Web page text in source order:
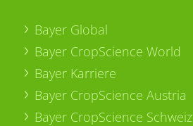
Bayer Global
Bayer CropScience World
Bayer Karriere
Bayer CropScience Austria
Bayer CropScience Schweiz